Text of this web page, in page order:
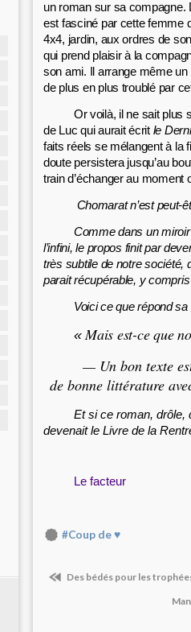
un roman sur sa compagne.
est fasciné par cette femme
4x4, jardin, aux ordres de
qui prend plaisir à la
son ami. Il arrange même
de plus en plus troublé par
Or voilà, il ne sait plus
de Luc qui aurait écrit le
faits réels se mélangent à la
doute persistera jusqu’au
train d’échanger au moment
Chomarat n’est peut-
Comme dans un
l’infini, le propos finit par
très subtile de notre société,
parait récupérable, y
Voici ce que répond
«Mais est-ce que
— Un bon texte est
de bonne littérature
Et si ce roman, drôle,
devenait le Livre de la
Le facteur
#Coup de ♥
Des bédés pour les